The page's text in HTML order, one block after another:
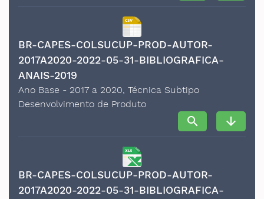
BR-CAPES-COLSUCUP-PROD-AUTOR-
2017A2020-2022-05-31-BIBLIOGRAFICA-
ANAIS-2019
Ano Base - 2017 a 2020, Técnica Subtipo
Desenvolvimento de Produto
search arrow_downward
BR-CAPES-COLSUCUP-PROD-AUTOR-
2017A2020-2022-05-31-BIBLIOGRAFICA-